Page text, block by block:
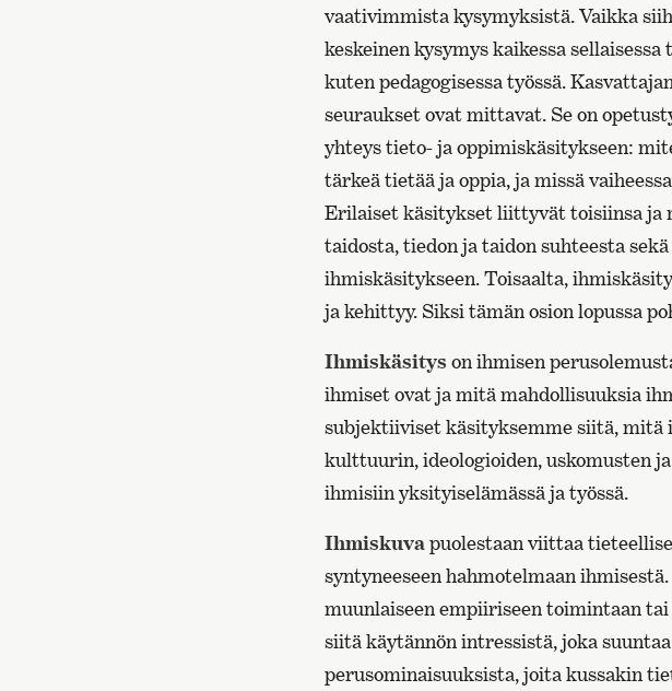
vaativimmista kysymyksistä. Vaikka
keskeinen kysymys kaikessa
kuten pedagogisessa työssä.
seuraukset ovat mittavat. Se on
yhteys tieto- ja oppimiskäsitykseen:
tärkeä tietää ja oppia, ja missä
Erilaiset käsitykset liittyvät toisiinsa ja
taidosta, tiedon ja taidon suhteesta
ihmiskäsitykseen. Toisaalta,
ja kehittyy. Siksi tämän osion lopussa
Ihmiskäsitys on ihmisen
ihmiset ovat ja mitä mahdollisuuksia
subjektiiviset käsityksemme siitä, mitä
kulttuurin, ideologioiden, uskomusten
ihmisiin yksityiselämässä ja työssä.
Ihmiskuvapuolestaan viittaa
syntyneeseen hahmotelmaan
muunlaiseen empiiriseen toimintaan
siitä käytännön intressistä, joka
perusominaisuuksista, joita kussakin